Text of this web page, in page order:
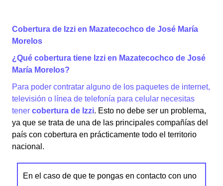
Cobertura de Izzi en Mazatecochco de José María
Morelos
¿Qué cobertura tiene Izzi en Mazatecochco de José
María Morelos?
Para poder contratar alguno de los paquetes de internet,
televisión o línea de telefonía para celular necesitas
tener cobertura de Izzi. Esto no debe ser un problema,
ya que se trata de una de las principales compañías del
país con cobertura en prácticamente todo el territorio
nacional.
En el caso de que te pongas en contacto con uno